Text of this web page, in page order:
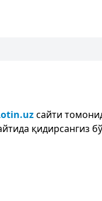
сайти
қидирсангиз